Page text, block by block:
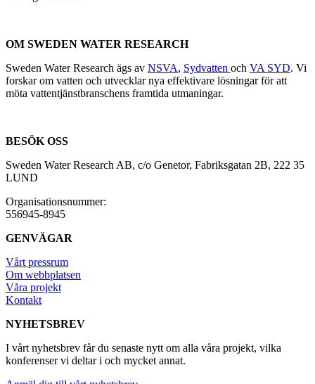
OM SWEDEN WATER RESEARCH
Sweden Water Research ägs av NSVA, Sydvatten och VA SYD. Vi
forskar om vatten och utvecklar nya effektivare lösningar för att
möta vattentjänstbranschens framtida utmaningar.
BESÖK OSS
Sweden Water Research AB, c/o Genetor, Fabriksgatan 2B, 222 35
LUND
Organisationsnummer:
556945-8945
GENVÄGAR
Vårt pressrum
Om webbplatsen
Våra projekt
Kontakt
NYHETSBREV
I vårt nyhetsbrev får du senaste nytt om alla våra projekt, vilka
konferenser vi deltar i och mycket annat.